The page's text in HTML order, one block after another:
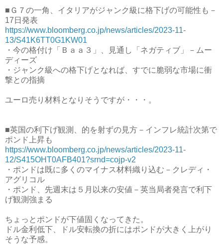
■Ｇ７の一角、イタリアがジャンク級に格下げの可能性も－
17日発表
https://www.bloomberg.co.jp/news/articles/2023-11-
13/S41K6TT0G1KW01
・今の格付け「Ｂａａ３」、見通し「ネガティブ」－ムー
ディーズ
・ジャンク級への格下げとなれば、すでに脆弱な市場に衝
撃との指摘
ユーロ売り材料となりそうですが・・・。
■英国の利下げ観測、的を射ずの見方－インフレ統計次第で
ポンド上昇も
https://www.bloomberg.co.jp/news/articles/2023-11-
12/S415OHT0AFB401?srnd=cojp-v2
・ポンドは既に多くのマイナス材料織り込む－クレディ・
アグリコル
・ポンド、先週末は５月以来の安値－英当局者発言で利下
げ観測強まる
ちょっとポンドが下値固くなってきた。
ドル金利低下、ドル安転換の折にはポンドが大きく上がり
そうな予感。